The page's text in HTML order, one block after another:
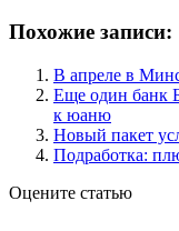
Похожие записи:
В апреле в
Еще один банк
к юаню
Новый пакет
Подработка:
Оцените статью